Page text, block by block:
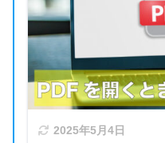
2025年5月4日